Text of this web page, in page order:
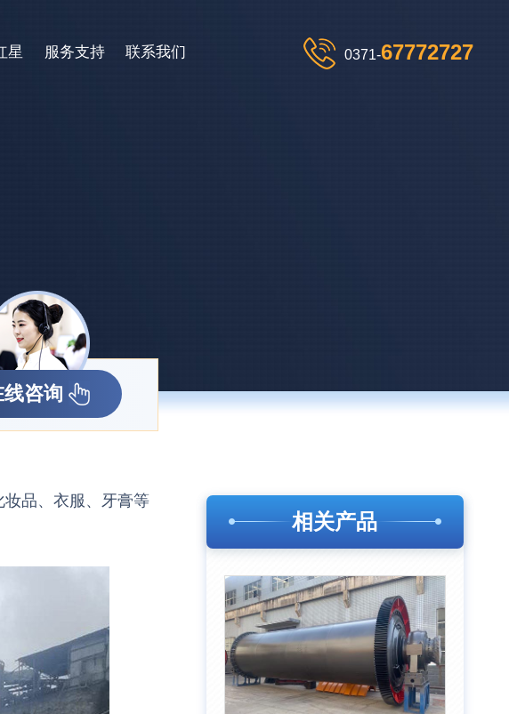
星 服务支持 联系我们 0371-67772727
线咨询
品、衣服、牙膏等
相关产品